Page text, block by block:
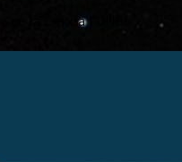
de la Ciencia | UNGS